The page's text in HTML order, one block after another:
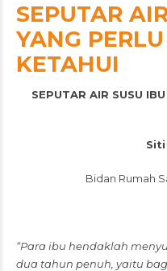
SEPUTAR
YANG
KETAHUI
SEPUTAR AIR SUSU
Bidan Rumah
“Para ibu hendaklah
dua tahun penuh, yaitu